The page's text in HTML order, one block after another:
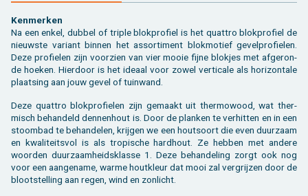
Ken­mer­ken
Na een enkel, dub­bel of tri­ple blok­pro­fiel is het quat­tro blok­pro­fiel de
nieuw­ste va­ri­ant bin­nen het as­sor­ti­ment blok­mo­tief ge­vel­pro­fie­len.
Deze pro­fie­len zijn voor­zien van vier mooie fijne blok­jes met af­ge­ron­
de hoe­ken. Hier­door is het ide­aal voor zowel ver­ti­ca­le als ho­ri­zon­ta­le
plaat­sing aan jouw gevel of tuin­wand.
Deze quat­tro blok­pro­fie­len zijn ge­maakt uit ther­mo­wood, wat ther­
misch be­han­deld den­nen­hout is. Door de plan­ken te ver­hit­ten en in een
stoom­bad te be­han­de­len, krij­gen we een hout­soort die even duur­zaam
en kwa­li­teits­vol is als tro­pi­sche hard­hout. Ze heb­ben met an­de­re
woor­den duur­zaam­heids­klas­se 1. Deze be­han­de­ling zorgt ook nog
voor een aan­ge­na­me, warme hout­kleur dat mooi zal ver­grij­zen door de
bloot­stel­ling aan regen, wind en zon­licht.